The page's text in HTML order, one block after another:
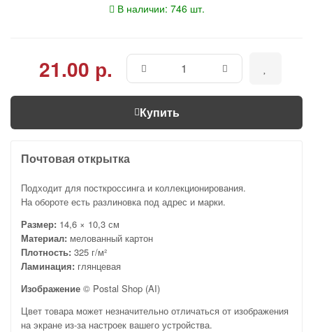
В наличии: 746 шт.
21.00 р.
Купить
Почтовая открытка
Подходит для посткроссинга и коллекционирования.
На обороте есть разлиновка под адрес и марки.
Размер: 14,6 × 10,3 см
Материал: мелованный картон
Плотность: 325 г/м²
Ламинация: глянцевая
Изображение © Postal Shop (AI)
Цвет товара может незначительно отличаться от изображения
на экране из-за настроек вашего устройства.